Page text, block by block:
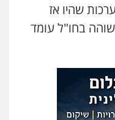
עו"ד
לענייני אסירים
דין
שהיו אז
בחו"ל עומד